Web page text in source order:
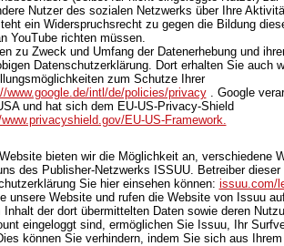
Nutzer des sozialen Netzwerks über Ihre
ein Widerspruchsrecht zu gegen die Bildung
YouTube richten müssen.
zu Zweck und Umfang der Datenerhebung und
Datenschutzerklärung. Dort erhalten Sie auch
zum Schutze Ihrer
www.google.de/intl/de/policies/privacy. Google
und hat sich dem EU-US-Privacy-Shield
EU-US-Framework.
bieten wir die Möglichkeit an, verschiedene
des Publisher-Netzwerks ISSUU. Betreiber
Sie hier einsehen können: issuu.com/
unsere Website und rufen die Website von Issuu
Inhalt der dort übermittelten Daten sowie deren
eingeloggt sind, ermöglichen Sie Issuu, Ihr
können Sie verhindern, indem Sie sich aus